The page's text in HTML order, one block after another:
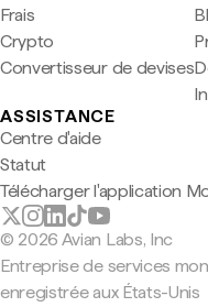
Frais
Crypto
Convertisseur de devises
ASSISTANCE
Centre d'aide
Statut
Télécharger l'application
© 2026 Avian Labs, Inc
Entreprise de services
enregistrée aux États-Unis